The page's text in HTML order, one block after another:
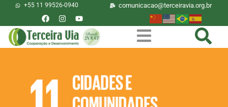
+55 11 99526-0940 comunicacao@terceiravia.org.br